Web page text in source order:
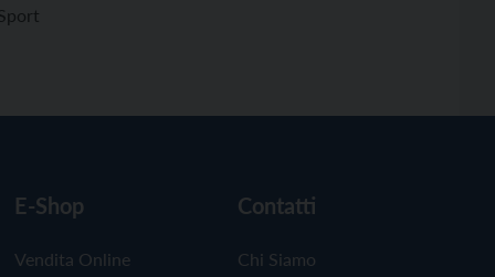
E-Shop
Vendita Online
Contatti
Chi Siamo